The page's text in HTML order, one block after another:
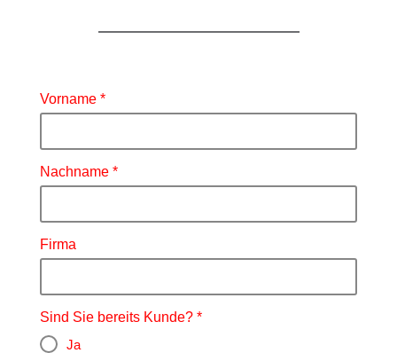
Vorname
Nachname
Firma
Sind Sie bereits Kunde?
Ja